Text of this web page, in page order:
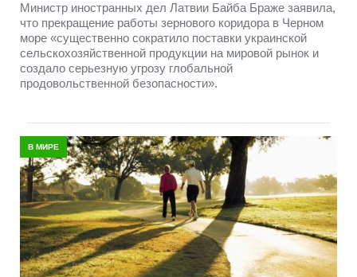
Министр иностранных дел Латвии Байба Браже заявила,
что прекращение работы зернового коридора в Черном
море «существенно сократило поставки украинской
сельскохозяйственной продукции на мировой рынок и
создало серьезную угрозу глобальной
продовольственной безопасности».
В МИРЕ